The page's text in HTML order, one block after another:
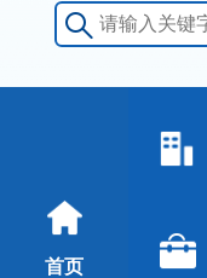
首页